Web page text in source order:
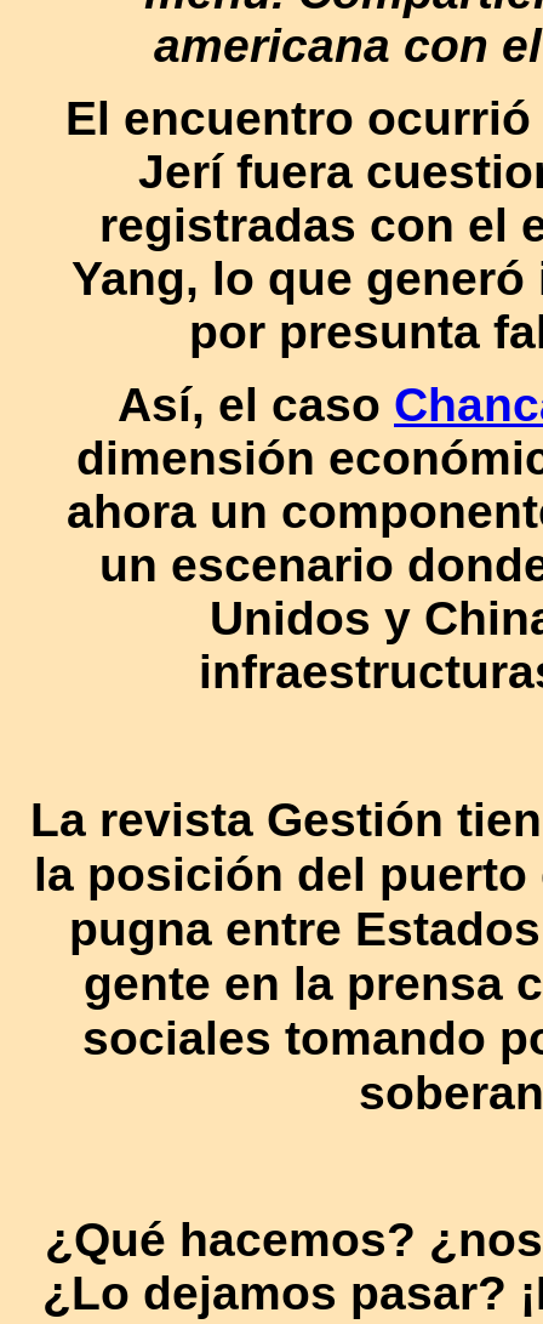
americana con
El encuentro
Jerí fuera
registradas con el
Yang, lo que
por presunta
Así, el caso
dimensión
ahora un
un escenario
Unidos y
La revista Gestión
la posición del puerto
pugna entre
gente en la prensa
sociales tomando
¿Qué hacemos?
¿Lo dejamos pasar?